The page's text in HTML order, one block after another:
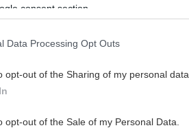
consent section.
Data Processing Opt Outs
opt-out of the Sharing of my personal data.
opt-out of the Sale of my Personal Data.